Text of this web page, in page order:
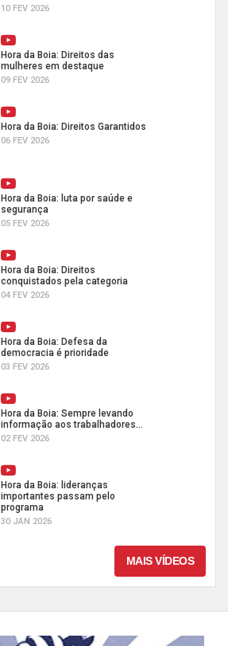
10 FEV 2026
Hora da Boia: Direitos das
mulheres em destaque
09 FEV 2026
Hora da Boia: Direitos Garantidos
06 FEV 2026
Hora da Boia: luta por saúde e
segurança
05 FEV 2026
Hora da Boia: Direitos
conquistados pela categoria
04 FEV 2026
Hora da Boia: Defesa da
democracia é prioridade
03 FEV 2026
Hora da Boia: Sempre levando
informação aos trabalhadores...
02 FEV 2026
Hora da Boia: lideranças
importantes passam pelo
programa
30 JAN 2026
MAIS VÍDEOS